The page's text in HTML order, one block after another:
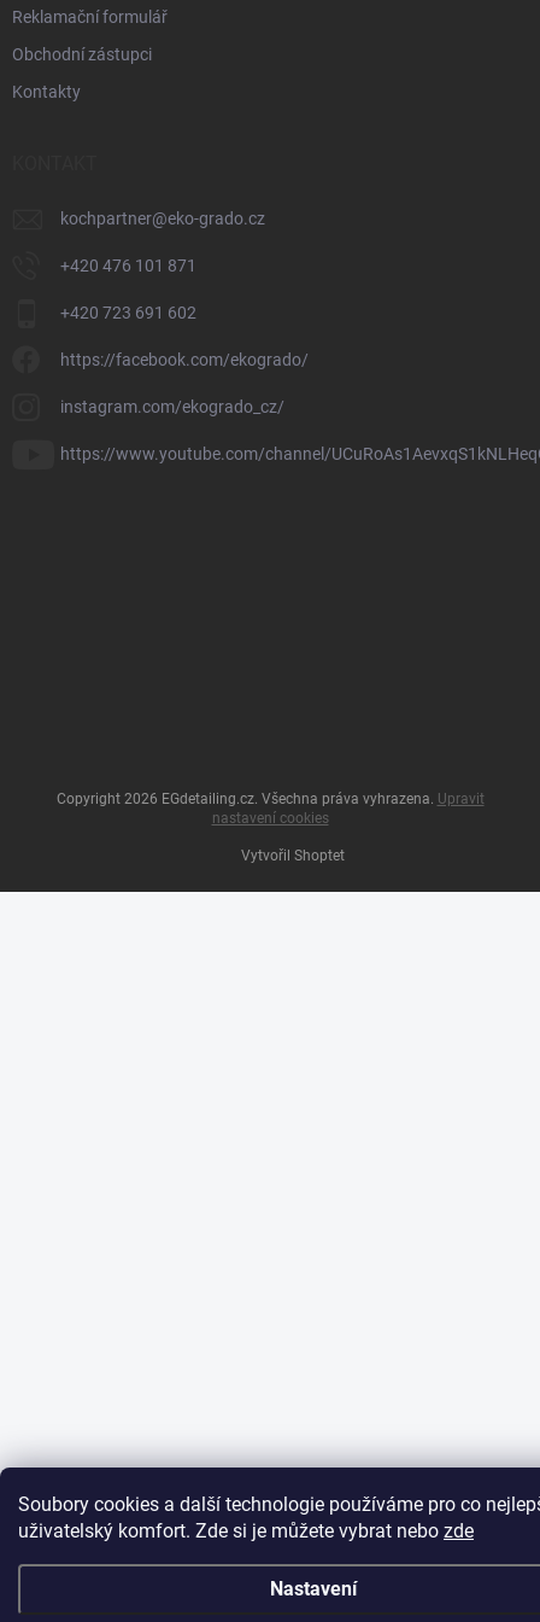
Soubory cookies a další technologie používáme pro co
uživatelský komfort. Zde si je můžete vybrat nebo zde
Nastavení
Reklamační formulář
Obchodní zástupci
Kontakty
kochpartner@eko-grado.cz
+420 476 101 871
+420 723 691 602
https://facebook.com/ekogrado/
instagram.com/ekogrado_cz/
https://www.youtube.com/channel/
Vytvořil Shoptet
Copyright 2026 EGdetailing.cz. Všechna práva vyhrazena. Upravit
nastavení cookies